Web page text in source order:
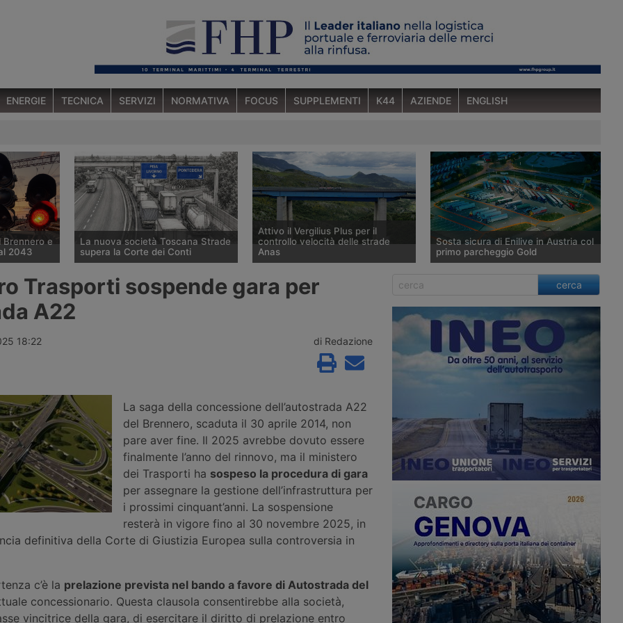
ENERGIE TECNICA SERVIZI NORMATIVA FOCUS SUPPLEMENTI K44 AZIENDE ENGLISH
Brennero e
2043
per i
dei
La nuova società Toscana Strade
supera la Corte dei Conti
delibera che avvia la società
pubblica Toscana Strade per la
Attivo il Vergilius Plus per il
controllo velocità delle strade
Anas
Vergilius Plus sviluppato da Anas e
Polizia Stradale, evoluzione del
istantanea dei veicoli su 36 tratte
complessivi 211 chilometri, in
entrambe le direzioni di marcia.
Sosta sicura di Enilive in Austria col
primo parcheggio Gold
Enilive Austria ha aperto a St.
Marienkirchen bei Schärding, lungo
parcheggio per veicoli industriali del
Paese certificato Gold secondo lo
standard Sstpa. La struttura da 74
posti rientra in un progetto
dell’Unione Europea per
l’ammodernamento di cinque aree di
Trasporti sospende gara per
A22
18:22 di Redazione
La saga della concessione dell’autostrada A22
del Brennero, scaduta il 30 aprile 2014, non
pare aver fine. Il 2025 avrebbe dovuto essere
finalmente l’anno del rinnovo, ma il ministero
dei Trasporti ha sospeso la procedura di gara
per assegnare la gestione dell’infrastruttura per
i prossimi cinquant’anni. La sospensione
resterà in vigore fino al 30 novembre 2025, in
definitiva della Corte di Giustizia Europea sulla controversia in
c’è la prelazione prevista nel bando a favore di Autostrada del
concessionario. Questa clausola consentirebbe alla società,
vincitrice della gara, di esercitare il diritto di prelazione entro
cerca